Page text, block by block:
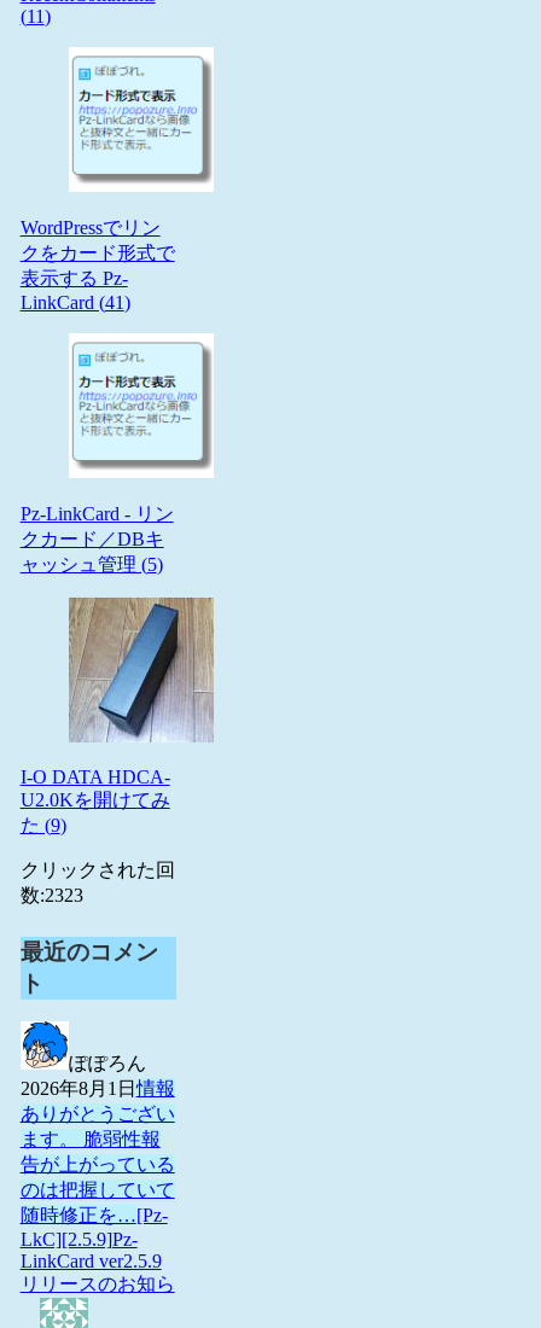
(11)
WordPressでリン
クをカード形式で
表示する Pz-
LinkCard (41)
Pz-LinkCard - リン
クカード／DBキ
ャッシュ管理 (5)
I-O DATA HDCA-
U2.0Kを開けてみ
た (9)
クリックされた回
数:2323
最近のコメン
ト
ぽぽろん
2026年8月1日情報
ありがとうござい
ます。 脆弱性報
告が上がっている
のは把握していて
随時修正を…[Pz-
LkC][2.5.9]Pz-
LinkCard ver2.5.9
リリースのお知ら